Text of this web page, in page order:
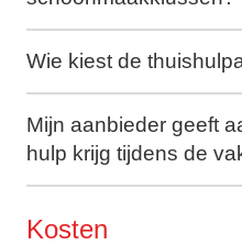
Wie kiest de
Mijn aanbieder geeft
hulp krijg tijdens de
Kosten